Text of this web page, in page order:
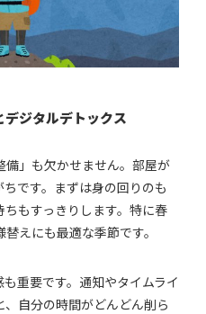
ジタルデトックス
備」も欠かせません。部屋が
です。まずは身の回りのも
もすっきりします。特に春
えにも最適な季節です。
重要です。通知やタイムライ
自分の時間がどんどん削ら